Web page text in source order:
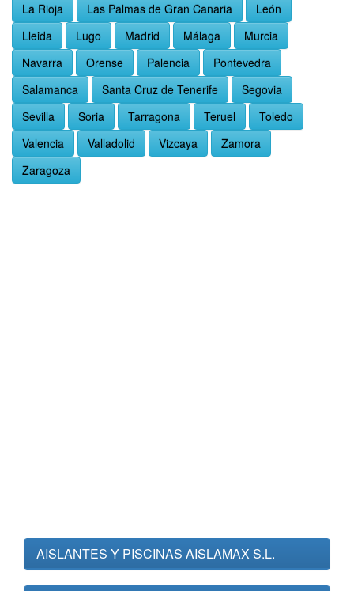
La Rioja
Las Palmas de Gran Canaria
León
Lleida
Lugo Madrid Málaga
Murcia
Navarra
Orense Palencia
Pontevedra
Salamanca
Santa Cruz de Tenerife
Segovia
Sevilla
Soria Tarragona Teruel
Toledo
Valencia
Valladolid Vizcaya
Zamora
Zaragoza
AISLANTES Y PISCINAS AISLAMAX S.L.